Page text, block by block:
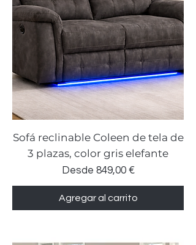
Sofá reclinable Coleen de tela de
3 plazas, color gris elefante
Desde 849,00 €
Precio de oferta
Agregar al carrito